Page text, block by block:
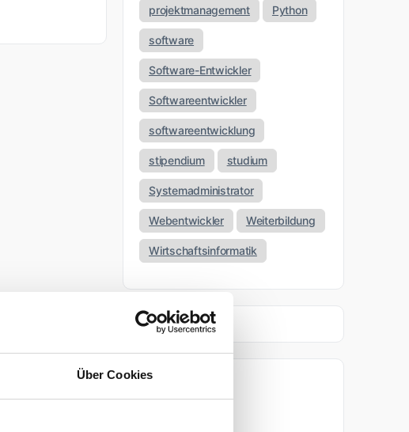
Über Cookies
projektmanagement Python
software
Software-Entwickler
Softwareentwickler
softwareentwicklung
stipendium studium
Systemadministrator
Webentwickler Weiterbildung
Wirtschaftsinformatik